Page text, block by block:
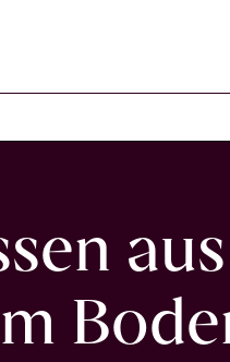
im Warenkorb
aus